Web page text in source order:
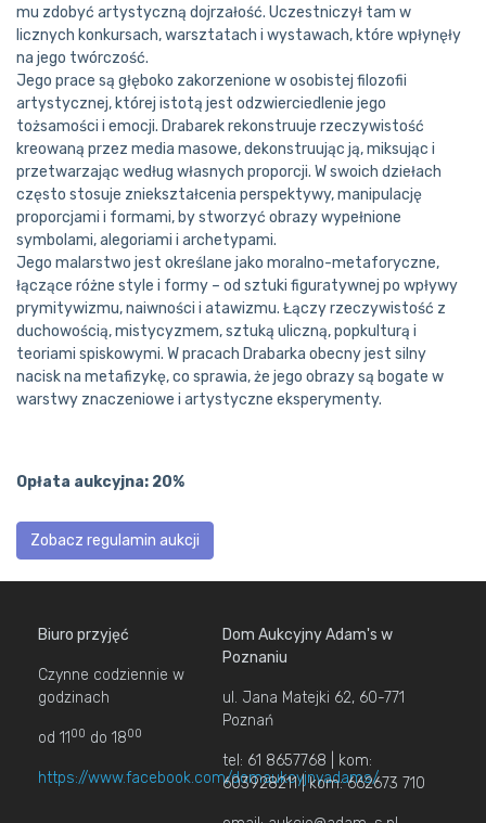
mu zdobyć artystyczną dojrzałość. Uczestniczył tam w
licznych konkursach, warsztatach i wystawach, które wpłynęły
na jego twórczość.
Jego prace są głęboko zakorzenione w osobistej filozofii
artystycznej, której istotą jest odzwierciedlenie jego
tożsamości i emocji. Drabarek rekonstruuje rzeczywistość
kreowaną przez media masowe, dekonstruując ją, miksując i
przetwarzając według własnych proporcji. W swoich dziełach
często stosuje zniekształcenia perspektywy, manipulację
proporcjami i formami, by stworzyć obrazy wypełnione
symbolami, alegoriami i archetypami.
Jego malarstwo jest określane jako moralno-metaforyczne,
łączące różne style i formy – od sztuki figuratywnej po wpływy
prymitywizmu, naiwności i atawizmu. Łączy rzeczywistość z
duchowością, mistycyzmem, sztuką uliczną, popkulturą i
teoriami spiskowymi. W pracach Drabarka obecny jest silny
nacisk na metafizykę, co sprawia, że jego obrazy są bogate w
warstwy znaczeniowe i artystyczne eksperymenty.
Opłata aukcyjna: 20%
Zobacz regulamin aukcji
Biuro przyjęć
Czynne codziennie w
godzinach
od 11 00 do 1800
https://www.facebook.com/domaukcyjnyadams/
Dom Aukcyjny Adam's w
Poznaniu
ul. Jana Matejki 62, 60-771
Poznań
tel: 61 8657768 | kom:
603928211 | kom: 662673 710